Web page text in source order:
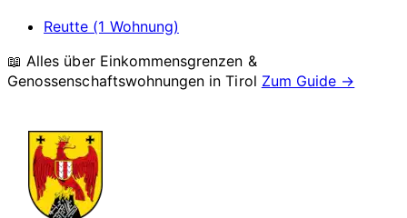
Reutte (1 Wohnung)
📖 Alles über Einkommensgrenzen &
Genossenschaftswohnungen inTirol Zum Guide →